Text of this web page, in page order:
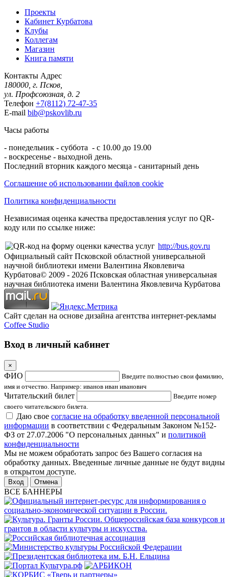
Проекты
Кабинет Курбатова
Клубы
Коллегам
Магазин
Книга памяти
Контакты Адрес
180000, г. Псков,
ул. Профсоюзная, д. 2
Телефон +7(8112) 72-47-35
E-mail bib@pskovlib.ru
Часы работы
- понедельник - суббота - с 10.00 до 19.00
- воскресенье - выходной день.
Последний вторник каждого месяца - санитарный день
Соглашение об использовании файлов cookie
Политика конфиденциальности
Независимая оценка качества предоставления услуг по QR-
коду или по ссылке ниже:
http://bus.gov.ru
Официальный сайт Псковской областной универсальной
научной библиотеки имени Валентина Яковлевича
Курбатова© 2009 - 2026 Псковская областная универсальная
научная библиотека имени Валентина Яковлевича Курбатова
Сайт сделан на основе дизайна агентства интернет-рекламы
Coffee Studio
Вход в личный кабинет
×
ФИО
Введите полностью свои фамилию,
имя и отчество. Например: иванов иван иванович
Читательский билет
Введите номер
своего читательского билета.
Даю свое согласие на обработку введенной персональной
информации в соответствии с Федеральным Законом №152-
ФЗ от 27.07.2006 "О персональных данных" и политикой
конфиденциальности
Мы не можем обработать запрос без Вашего согласия на
обработку данных. Введенные личные данные не будут видны
в открытом доступе.
Отмена
ВСЕ БАННЕРЫ